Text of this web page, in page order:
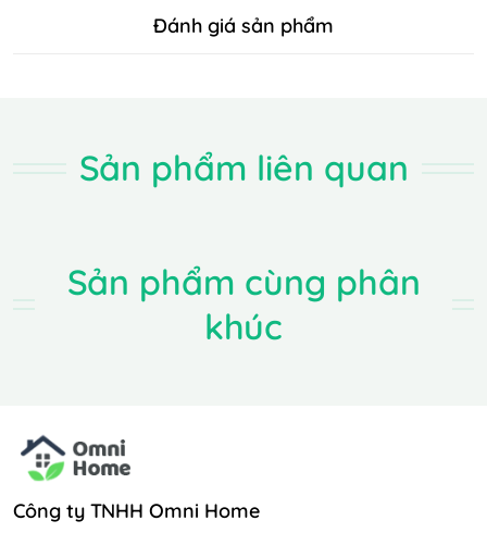
Đánh giá sản phẩm
Sản phẩm liên quan
Sản phẩm cùng phân
khúc
Công ty TNHH Omni Home